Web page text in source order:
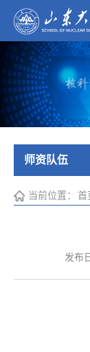
师资队伍
当前位置： 首
发布